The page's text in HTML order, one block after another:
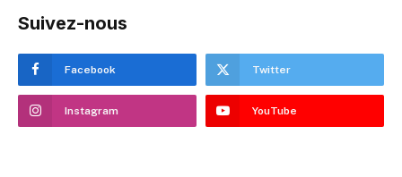
Suivez-nous
Facebook Twitter
Instagram YouTube